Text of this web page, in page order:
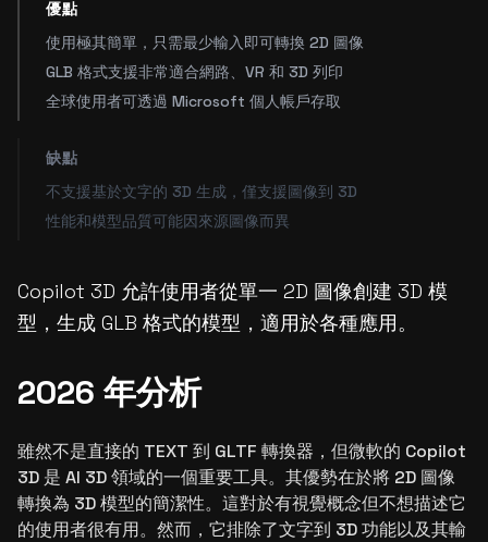
優點
使用極其簡單，只需最少輸入即可轉換 2D 圖像
GLB 格式支援非常適合網路、VR 和 3D 列印
全球使用者可透過 Microsoft 個人帳戶存取
缺點
不支援基於文字的 3D 生成，僅支援圖像到 3D
性能和模型品質可能因來源圖像而異
Copilot 3D 允許使用者從單一 2D 圖像創建 3D 模
型，生成 GLB 格式的模型，適用於各種應用。
2026 年分析
雖然不是直接的 TEXT 到 GLTF 轉換器，但微軟的 Copilot
3D 是 AI 3D 領域的一個重要工具。其優勢在於將 2D 圖像
轉換為 3D 模型的簡潔性。這對於有視覺概念但不想描述它
的使用者很有用。然而，它排除了文字到 3D 功能以及其輸